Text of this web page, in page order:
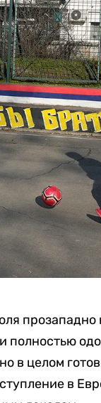
полностью
в целом
в